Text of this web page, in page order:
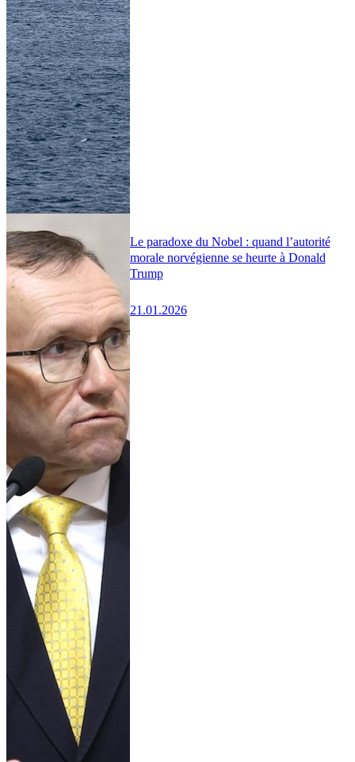
Le paradoxe du Nobel : quand l’autorité
morale norvégienne se heurte à Donald
Trump
21.01.2026